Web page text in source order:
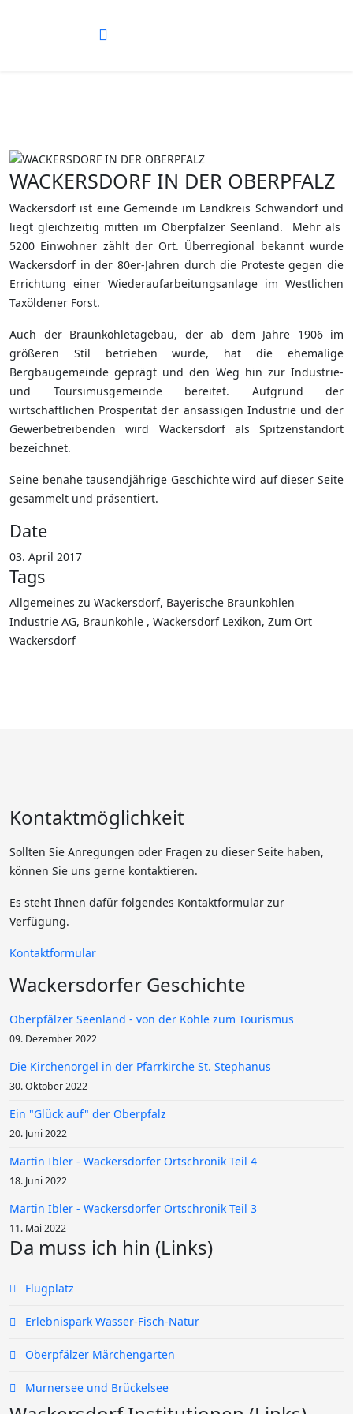
WACKERSDORF IN DER OBERPFALZ
Wackersdorf ist eine Gemeinde im Landkreis Schwandorf und
liegt gleichzeitig mitten im Oberpfälzer Seenland. Mehr als
5200 Einwohner zählt der Ort. Überregional bekannt wurde
Wackersdorf in der 80er-Jahren durch die Proteste gegen die
Errichtung einer Wiederaufarbeitungsanlage im Westlichen
Taxöldener Forst.
Auch der Braunkohletagebau, der ab dem Jahre 1906 im
größeren Stil betrieben wurde, hat die ehemalige
Bergbaugemeinde geprägt und den Weg hin zur Industrie-
und Toursimusgemeinde bereitet. Aufgrund der
wirtschaftlichen Prosperität der ansässigen Industrie und der
Gewerbetreibenden wird Wackersdorf als Spitzenstandort
bezeichnet.
Seine benahe tausendjährige Geschichte wird auf dieser Seite
gesammelt und präsentiert.
Date
03. April 2017
Tags
Allgemeines zu Wackersdorf, Bayerische Braunkohlen
Industrie AG, Braunkohle , Wackersdorf Lexikon, Zum Ort
Wackersdorf
Kontaktmöglichkeit
Sollten Sie Anregungen oder Fragen zu dieser Seite haben,
können Sie uns gerne kontaktieren.
Es steht Ihnen dafür folgendes Kontaktformular zur
Verfügung.
Kontaktformular
Wackersdorfer Geschichte
Oberpfälzer Seenland - von der Kohle zum Tourismus
09. Dezember 2022
Die Kirchenorgel in der Pfarrkirche St. Stephanus
30. Oktober 2022
Ein "Glück auf" der Oberpfalz
20. Juni 2022
Martin Ibler - Wackersdorfer Ortschronik Teil 4
18. Juni 2022
Martin Ibler - Wackersdorfer Ortschronik Teil 3
11. Mai 2022
Da muss ich hin (Links)
Flugplatz
Erlebnispark Wasser-Fisch-Natur
Oberpfälzer Märchengarten
Murnersee und Brückelsee